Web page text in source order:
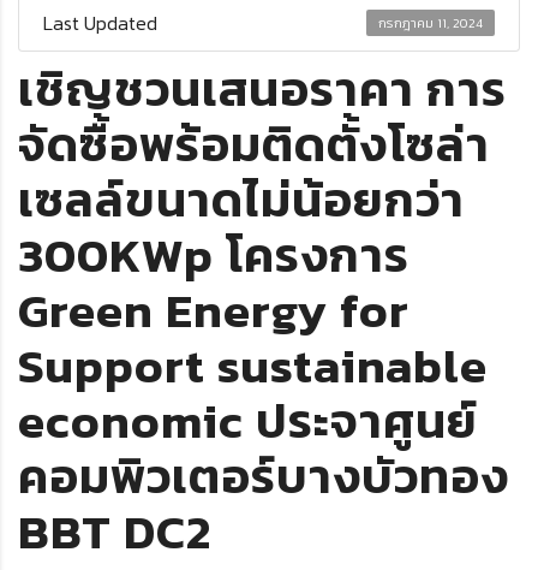
Last Updated กรกฎาคม 11, 2024
เชิญชวนเสนอราคา การ
จัดซื้อพร้อมติดตั้งโซล่า
เซลล์ขนาดไม่น้อยกว่า
300KWp โครงการ
Green Energy for
Support sustainable
economic ประจาศูนย์
คอมพิวเตอร์บางบัวทอง
BBT DC2